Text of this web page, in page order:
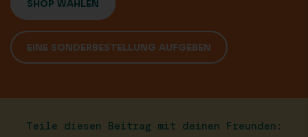
SHOP WÄHLEN
EINE SONDERBESTELLUNG AUFGEBEN
Teile diesen Beitrag mit deinen Freunden: